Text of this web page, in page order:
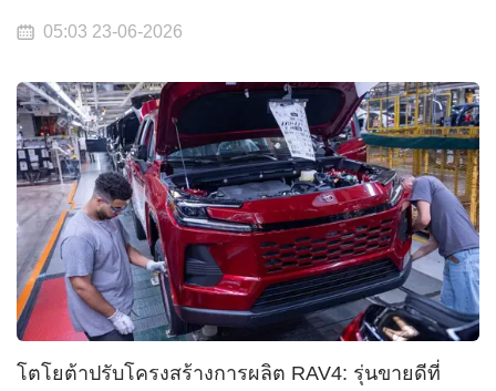
05:03 23-06-2026
โตโยต้าปรับโครงสร้างการผลิต RAV4: รุ่นขายดีที่